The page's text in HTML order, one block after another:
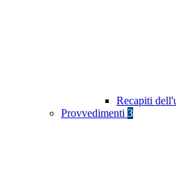
Recapiti
Provvedimenti 3